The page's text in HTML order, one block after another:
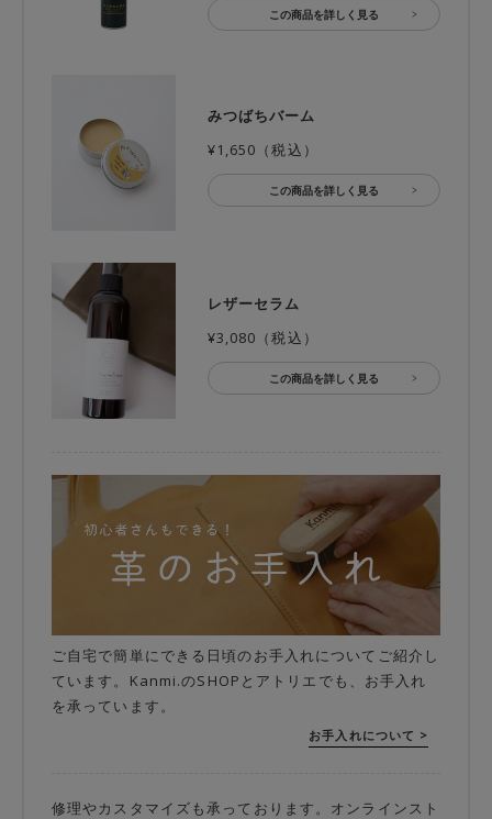
この商品を詳しく見る
みつばちバーム
¥1,650（税込）
この商品を詳しく見る
レザーセラム
¥3,080（税込）
この商品を詳しく見る
ご自宅で簡単にできる日頃のお手入れについてご紹介し
ています。Kanmi.のSHOPとアトリエでも、お手入れ
を承っています。
お手入れについて >
修理やカスタマイズも承っております。オンラインスト